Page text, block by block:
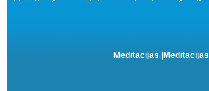
Meditācijas
Meditācijas